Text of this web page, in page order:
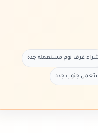
غرف نوم مستعملة جدة
جنوب جده